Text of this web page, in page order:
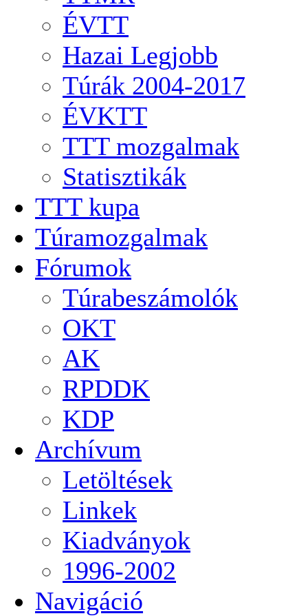
ÉVTT
Hazai Legjobb
Túrák 2004-2017
ÉVKTT
TTT mozgalmak
Statisztikák
TTT kupa
Túramozgalmak
Fórumok
Túrabeszámolók
OKT
AK
RPDDK
KDP
Archívum
Letöltések
Linkek
Kiadványok
1996-2002
Navigáció